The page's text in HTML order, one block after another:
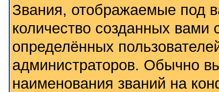
Звания, отображаемые под
количество созданных
определённых
администраторов. Обычно
наименования званий на